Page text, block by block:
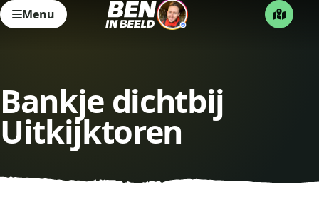
Menu
Bankje dichtbij
Uitkijktoren